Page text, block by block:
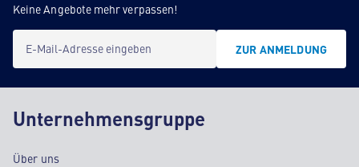
Keine Angebote mehr verpassen!
E-Mail-Adresse eingeben ZUR ANMELDUNG
Unternehmensgruppe
Über uns